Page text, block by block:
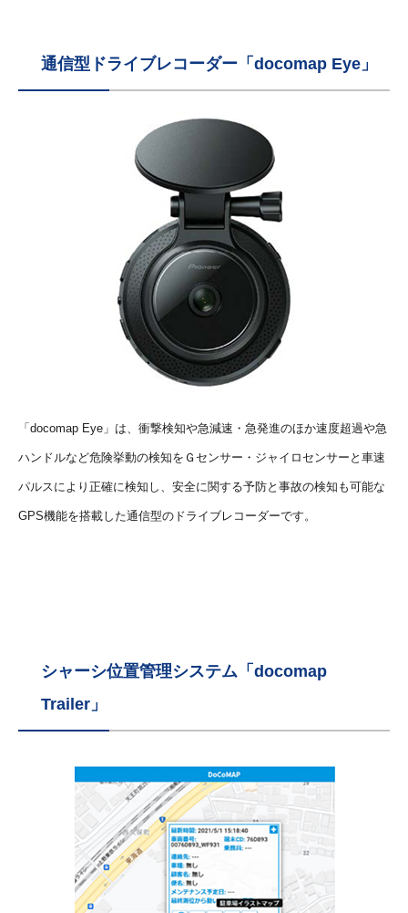
通信型ドライブレコーダー「docomap Eye」
「docomap Eye」は、衝撃検知や急減速・急発進のほか速度超過や急
ハンドルなど危険挙動の検知をＧセンサー・ジャイロセンサーと車速
パルスにより正確に検知し、安全に関する予防と事故の検知も可能な
GPS機能を搭載した通信型のドライブレコーダーです。
シャーシ位置管理システム「docomap
Trailer」